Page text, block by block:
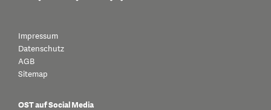
Impressum
Datenschutz
AGB
Sitemap
OST auf Social Media